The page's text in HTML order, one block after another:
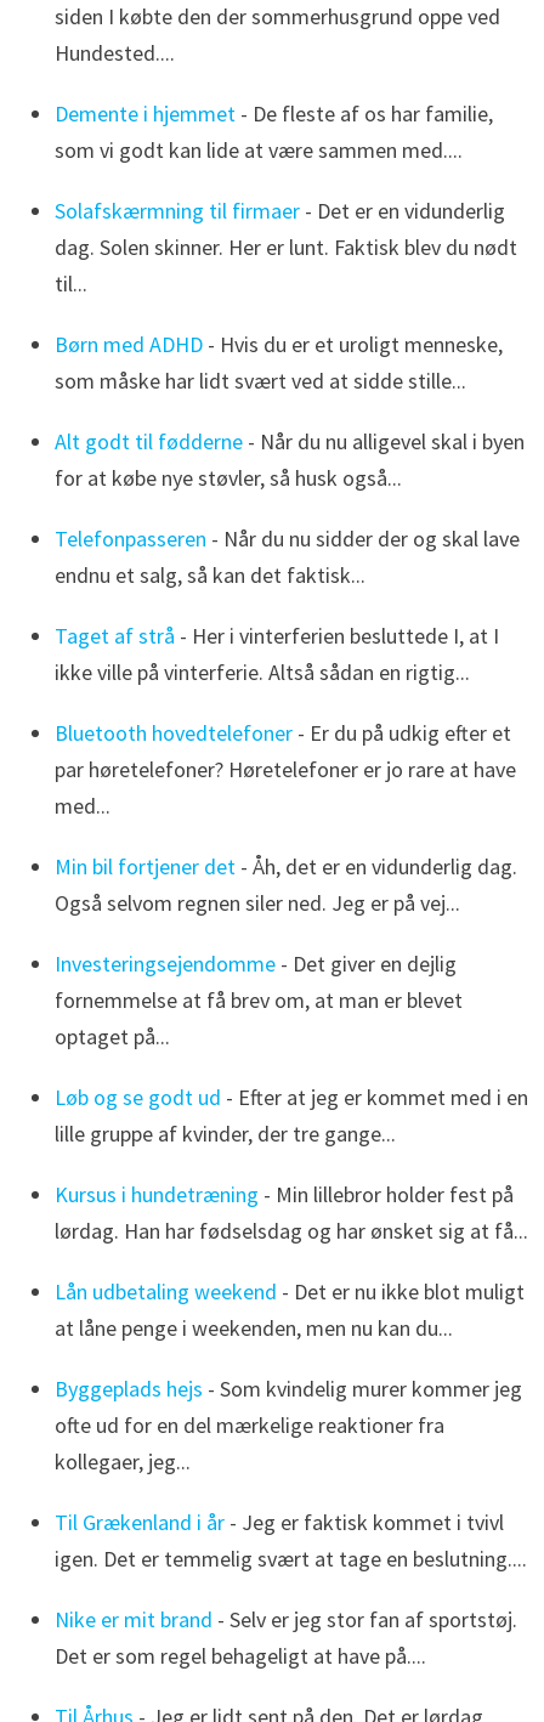
siden I købte den der sommerhusgrund oppe ved
Hundested....
Demente i hjemmet - De fleste af os har familie,
som vi godt kan lide at være sammen med....
Solafskærmning til firmaer- Det er en vidunderlig
dag. Solen skinner. Her er lunt. Faktisk blev du nødt
til...
Børn med ADHD- Hvis du er et uroligt menneske,
som måske har lidt svært ved at sidde stille...
Alt godt til fødderne- Når du nu alligevel skal i byen
for at købe nye støvler, så husk også...
Telefonpasseren - Når du nu sidder der og skal lave
endnu et salg, så kan det faktisk...
Taget af strå - Her i vinterferien besluttede I, at I
ikke ville på vinterferie. Altså sådan en rigtig...
Bluetooth hovedtelefoner- Er du på udkig efter et
par høretelefoner? Høretelefoner er jo rare at have
med...
Min bil fortjener det - Åh, det er en vidunderlig dag.
Også selvom regnen siler ned. Jeg er på vej...
Investeringsejendomme- Det giver en dejlig
fornemmelse at få brev om, at man er blevet
optaget på...
Løb og se godt ud - Efter at jeg er kommet med i en
lille gruppe af kvinder, der tre gange...
Kursus i hundetræning - Min lillebror holder fest på
lørdag. Han har fødselsdag og har ønsket sig at få...
Lån udbetaling weekend - Det er nu ikke blot muligt
at låne penge i weekenden, men nu kan du...
Byggeplads hejs - Som kvindelig murer kommer jeg
ofte ud for en del mærkelige reaktioner fra
kollegaer, jeg...
Til Grækenland i år- Jeg er faktisk kommet i tvivl
igen. Det er temmelig svært at tage en beslutning....
Nike er mit brand - Selv er jeg stor fan af sportstøj.
Det er som regel behageligt at have på....
Til Århus - Jeg er lidt sent på den. Det er lørdag